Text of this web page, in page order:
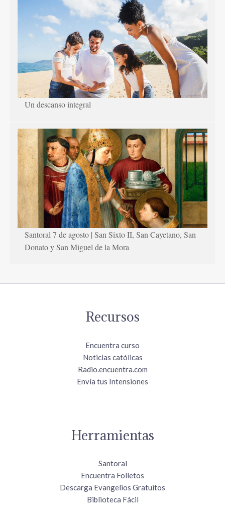
Un descanso integral
Santoral 7 de agosto | San Sixto II, San Cayetano, San
Donato y San Miguel de la Mora
Recursos
Encuentra curso
Noticias católicas
Radio.encuentra.com
Envía tus Intensiones
Herramientas
Santoral
Encuentra Folletos
Descarga Evangelios Gratuitos
Biblioteca Fácil